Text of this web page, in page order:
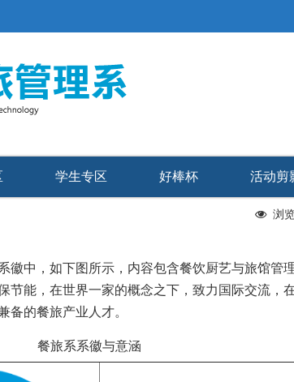
学生专区 好棒杯 活动剪
浏
徽中，如下图所示，内容包含餐饮厨艺与旅馆管
节能，在世界一家的概念之下，致力国际交流，
备的餐旅产业人才。
餐旅系系徽与意涵